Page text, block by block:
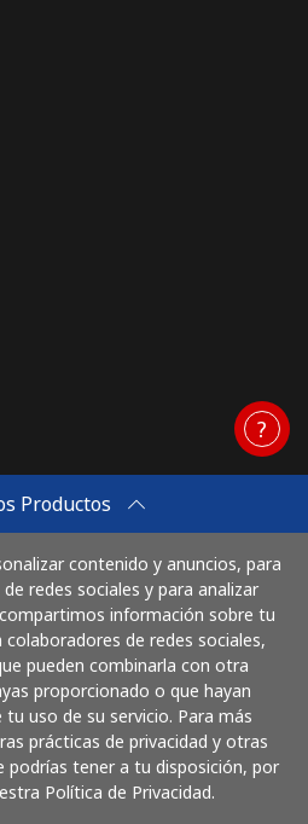
Productos
contenido y anuncios, para
redes sociales y para analizar
información sobre tu
de redes sociales,
pueden combinarla con otra
proporcionado o que hayan
uso de su servicio. Para más
prácticas de privacidad y otras
podrías tener a tu disposición, por
Política de Privacidad.
Paga con